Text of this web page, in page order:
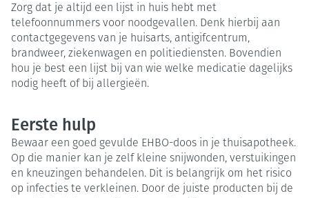
Zorg dat je altijd een lijst in huis hebt met
telefoonnummers voor noodgevallen. Denk hierbij aan
contactgegevens van je huisarts, antigifcentrum,
brandweer, ziekenwagen en politiediensten. Bovendien
hou je best een lijst bij van wie welke medicatie dagelijks
nodig heeft of bij allergieën.
Eerste hulp
Bewaar een goed gevulde EHBO-doos in je thuisapotheek.
Op die manier kan je zelf kleine snijwonden, verstuikingen
en kneuzingen behandelen. Dit is belangrijk om het risico
op infecties te verkleinen. Door de juiste producten bij de